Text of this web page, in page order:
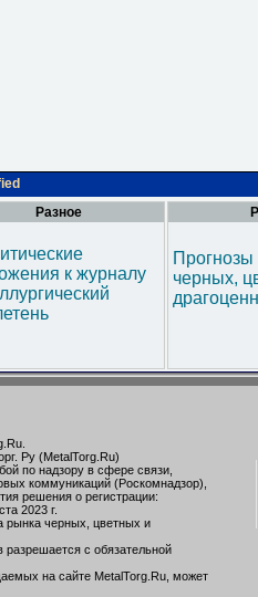
Разное
к журналу
черных,
Ру (MetalTorg.Ru)
по надзору в сфере связи,
коммуникаций (Роскомнадзор),
решения о регистрации:
2023 г.
рынка черных, цветных и
с обязательной
на сайте MetalTorg.Ru, может